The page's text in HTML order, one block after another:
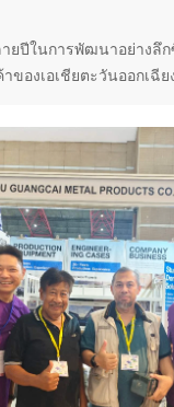
กรกฎาคม ส่งตู้คอนเ
ล่วงหน้า
ยปีในการพัฒนาอย่างลึ
ของเอเชียตะวันออกเฉีย
ชียตะวันออกเฉียงใต้ ซึ่
ละระบบอัจฉริยะที่เป็น